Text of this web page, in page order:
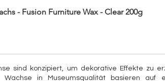
- Fusion Furniture Wax - Clear 200g
sind konzipiert, um dekorative Effekte zu
Wachse in Museumsqualität basieren auf